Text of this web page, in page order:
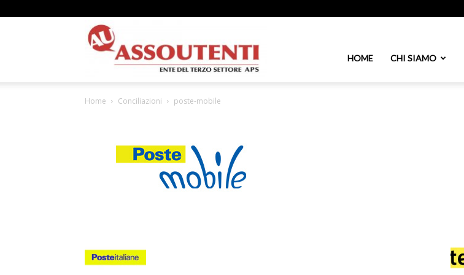
HOME CHI SIAMO
Home Conciliazioni poste-mobile